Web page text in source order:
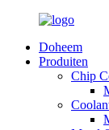
Doheem
Produiten
Chip